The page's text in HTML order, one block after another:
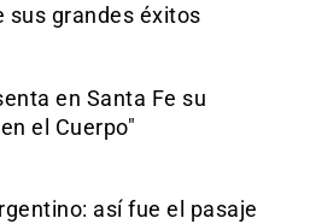
sus grandes éxitos
en Santa Fe su
el Cuerpo"
así fue el pasaje